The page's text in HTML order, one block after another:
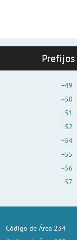
+49
+50
+51
+52
+54
+55
+56
+57
Código de Área 234